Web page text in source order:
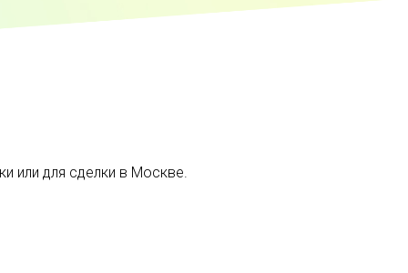
или для сделки в Москве.